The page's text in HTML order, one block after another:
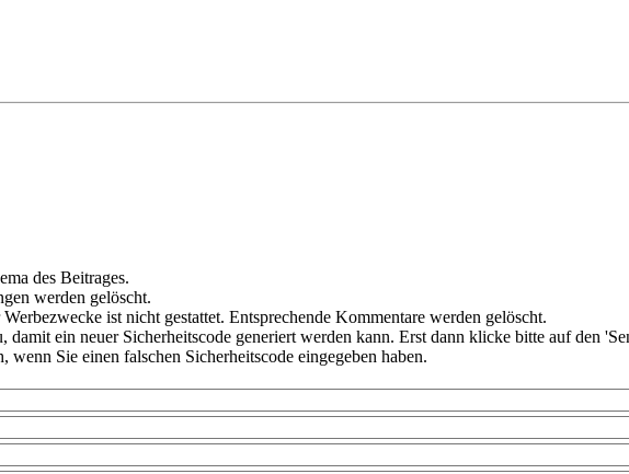
des Beitrages.
werden gelöscht.
ist nicht gestattet. Entsprechende Kommentare werden gelöscht.
damit ein neuer Sicherheitscode generiert werden kann. Erst dann klicke bitte auf den
Sie einen falschen Sicherheitscode eingegeben haben.